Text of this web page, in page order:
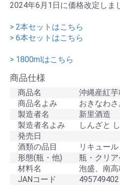
2024年6月1日に価格改定しま
> 2本セットはこちら
> 6本セットはこちら
> 1800mlはこちら
商品仕様
商品名
沖縄産紅芋
商品名よみ
おきなわさ
製造者名
新里酒造
製造者名よみ
しんざと
発売日
酒類の品目
リキュール
形態(瓶・他)
瓶・クリア
材料名
泡盛、南高
JANコード